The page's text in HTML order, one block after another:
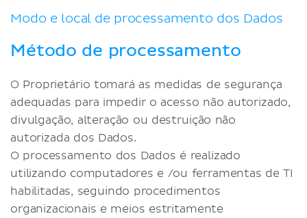
Modo e local de processamento dos Dados
Método de processamento
O Proprietário tomará as medidas de segurança
adequadas para impedir o acesso não autorizado,
divulgação, alteração ou destruição não
autorizada dos Dados.
O processamento dos Dados é realizado
utilizando computadores e /ou ferramentas de TI
habilitadas, seguindo procedimentos
organizacionais e meios estritamente